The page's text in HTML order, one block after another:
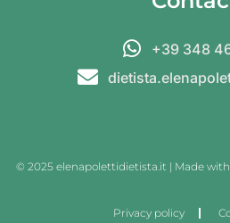
+39 348
© 2025 elenapolettidietista.it | Made
Privacy policy